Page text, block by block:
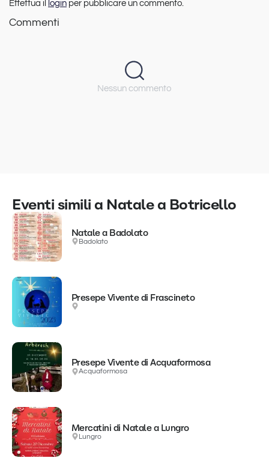
Effettua il login per pubblicare un commento.
Commenti
Nessun commento
Eventi simili a Natale a Botricello
Natale a Badolato
Badolato
Presepe Vivente di Frascineto
Presepe Vivente di Acquaformosa
Acquaformosa
Mercatini di Natale a Lungro
Lungro